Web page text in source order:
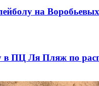
на
в ПЦ Ля Пляж по